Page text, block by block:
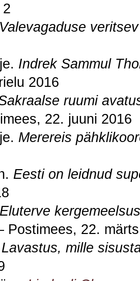
Valevagaduse
Indrek Sammul
2016
ruumi
22. juuni 2016
Merereis
Eesti on leidnud
Eluterve
Postimees, 22.
Lavastus, mille